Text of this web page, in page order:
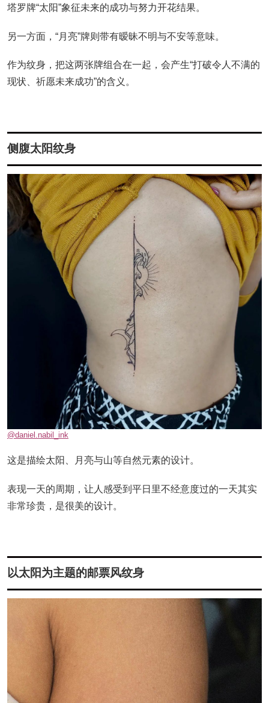
塔罗牌“太阳”象征未来的成功与努力开花结果。
另一方面，“月亮”牌则带有暧昧不明与不安等意味。
作为纹身，把这两张牌组合在一起，会产生“打破令人不满的
现状、祈愿未来成功”的含义。
侧腹太阳纹身
@daniel.nabil_ink
这是描绘太阳、月亮与山等自然元素的设计。
表现一天的周期，让人感受到平日里不经意度过的一天其实
非常珍贵，是很美的设计。
以太阳为主题的邮票风纹身